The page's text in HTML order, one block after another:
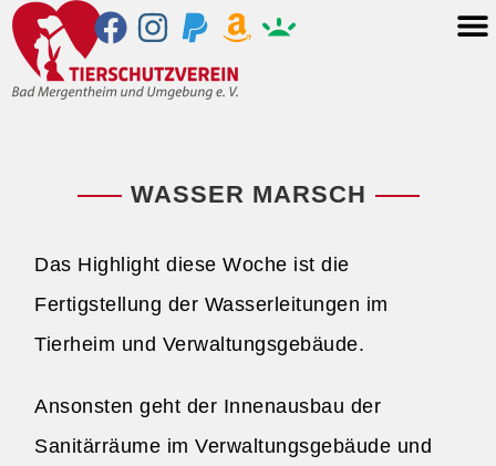
WASSER MARSCH
Das Highlight diese Woche ist die
Fertigstellung der Wasserleitungen im
Tierheim und Verwaltungsgebäude.
Ansonsten geht der Innenausbau der
Sanitärräume im Verwaltungsgebäude und